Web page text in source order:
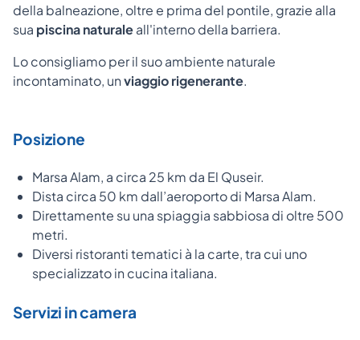
della balneazione, oltre e prima del pontile, grazie alla
sua piscina naturaleall'interno della barriera.
Lo consigliamo per il suo ambiente naturale
incontaminato, unviaggiorigenerante.
Posizione
Marsa Alam, a circa 25 km da El Quseir.
Dista circa 50 km dall’aeroporto di Marsa Alam.
Direttamente su una spiaggia sabbiosa di oltre 500
metri.
Diversi ristoranti tematici à la carte, tra cui uno
specializzato in cucina italiana.
Servizi in camera